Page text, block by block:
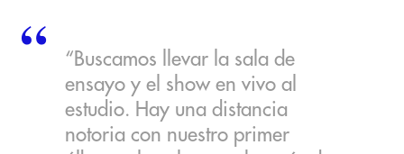
“Buscamos llevar la sala de
ensayo y el show en vivo al
estudio. Hay una distancia
notoria con nuestro primer